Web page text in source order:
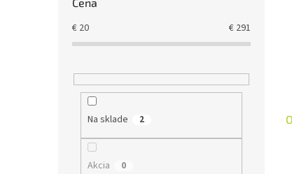
€ 20 € 291
Na sklade 2
Akcia 0